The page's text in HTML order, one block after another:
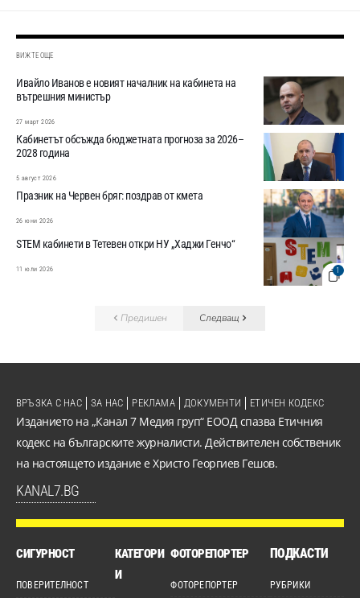
ВИЖТЕ ОЩЕ
Ивайло Иванов е новият началник на кабинета на
вътрешния министър
27 март 2026
Кабинетът обсъжда бюджетната прогноза за 2026–
2028 година
5 август 2026
Празник на Червен бряг: поздрав от кмета
26 юни 2026
1
STEM кабинети в Тетевен откри НУ „Хаджи Генчо“
11 юли 2026
Предишен Следващ
Изданието на „Канал 7 Медия груп“ ЕООД спазва Етичния
кодекс на българските журналисти. Действителен собственик
на настоящето издание е Христо Георгиев Гешов.
KANAL7.BG
ВРЪЗКА С НАС ЗА НАС РЕКЛАМА ДОКУМЕНТИ ЕТИЧЕН КОДЕКС
СИГУРНОСТ
ПОВЕРИТЕЛНОСТ
КАТЕГОРИ
И
ФОТОРЕПОРТЕР
ФОТОРЕПОРТЕР
ПОДКАСТИ
РУБРИКИ